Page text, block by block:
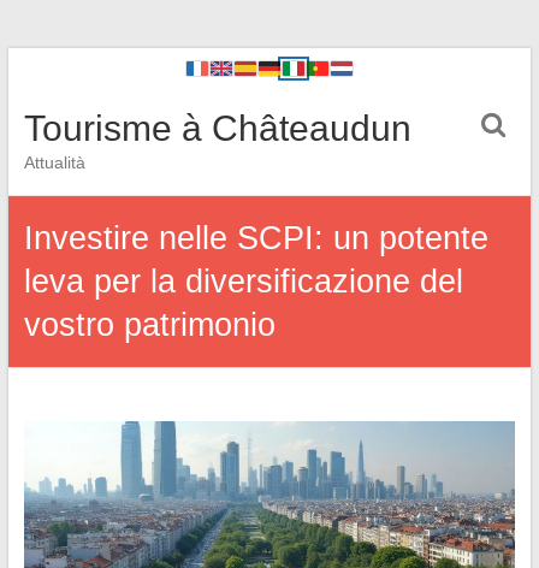
Tourisme à Châteaudun
Attualità
Investire nelle SCPI: un potente
leva per la diversificazione del
vostro patrimonio